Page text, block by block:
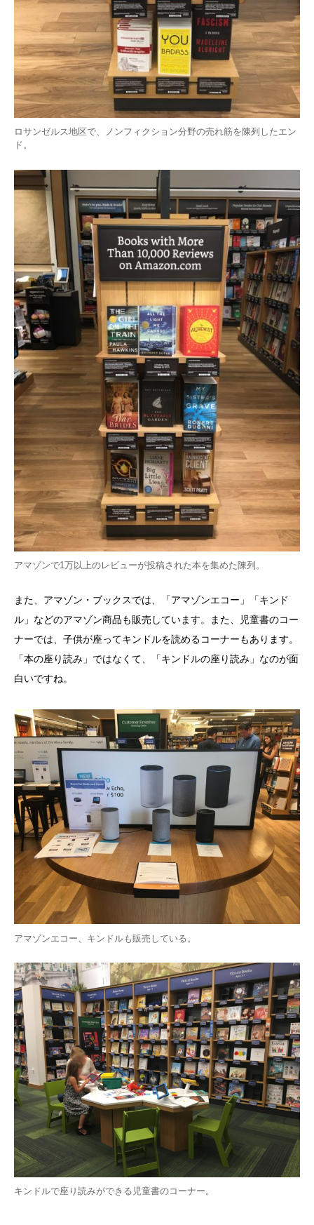
ロサンゼルス地区で、ノンフィクション分野の売れ筋を陳列したエン
ド。
アマゾンで1万以上のレビューが投稿された本を集めた陳列。
また、アマゾン・ブックスでは、「アマゾンエコー」「キンド
ル」などのアマゾン商品も販売しています。また、児童書のコー
ナーでは、子供が座ってキンドルを読めるコーナーもあります。
「本の座り読み」ではなくて、「キンドルの座り読み」なのが面
白いですね。
アマゾンエコー、キンドルも販売している。
キンドルで座り読みができる児童書のコーナー。